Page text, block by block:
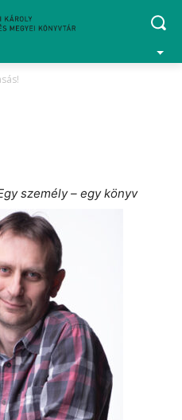
személy – egy könyv